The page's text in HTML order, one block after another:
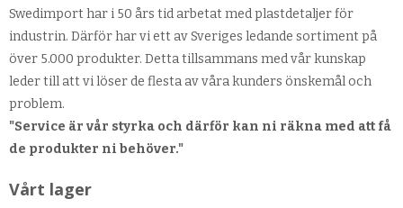
Swedimport har i 50 års tid arbetat med plastdetaljer för
industrin. Därför har vi ett av Sveriges ledande sortiment på
över 5.000 produkter. Detta tillsammans med vår kunskap
leder till att vi löser de flesta av våra kunders önskemål och
problem.
"Service är vår styrka och därför kan ni räkna med att få
de produkter ni behöver."
Vårt lager